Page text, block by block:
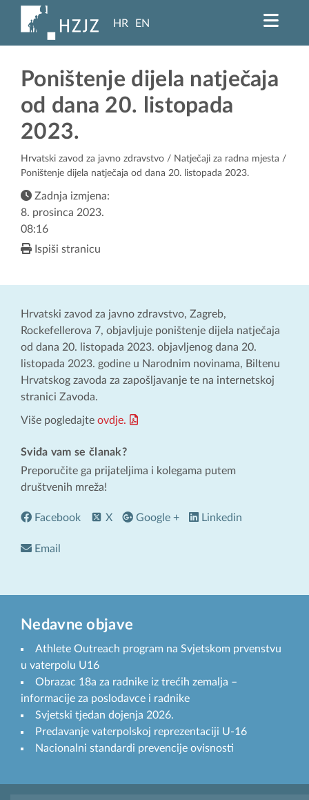
HR EN
Poništenje dijela natječaja
od dana 20. listopada
2023.
Hrvatski zavod za javno zdravstvo / Natječaji za radna mjesta /
Poništenje dijela natječaja od dana 20. listopada 2023.
Zadnja izmjena:
8. prosinca 2023.
08:16
Ispiši stranicu
Hrvatski zavod za javno zdravstvo, Zagreb,
Rockefellerova 7, objavljuje poništenje dijela natječaja
od dana 20. listopada 2023. objavljenog dana 20.
listopada 2023. godine u Narodnim novinama, Biltenu
Hrvatskog zavoda za zapošljavanje te na internetskoj
stranici Zavoda.
Više pogledajte ovdje.
Sviđa vam se članak?
Preporučite ga prijateljima i kolegama putem
društvenih mreža!
Facebook X Google + Linkedin
Email
Nedavne objave
Athlete Outreach program na Svjetskom prvenstvu
u vaterpolu U16
Obrazac 18a za radnike iz trećih zemalja –
informacije za poslodavce i radnike
Svjetski tjedan dojenja 2026.
Predavanje vaterpolskoj reprezentaciji U-16
Nacionalni standardi prevencije ovisnosti